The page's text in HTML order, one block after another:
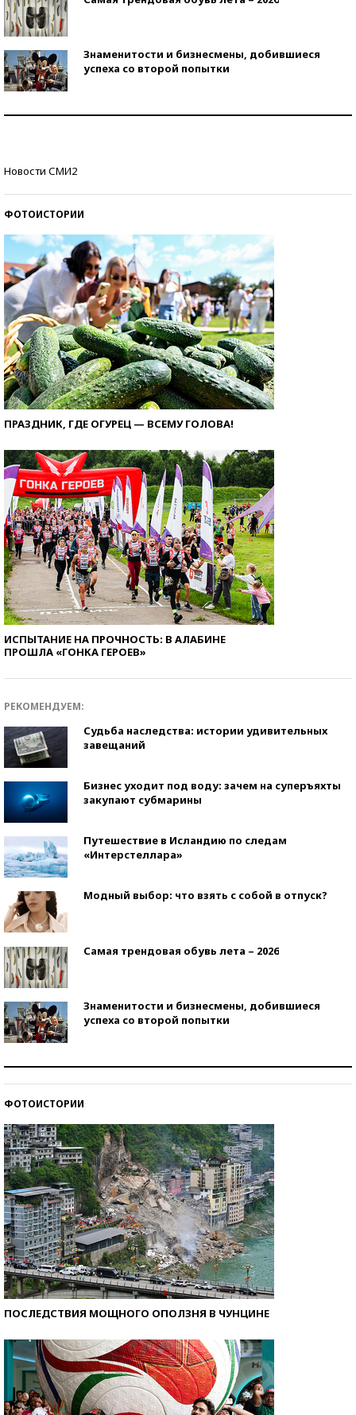
Знаменитости и бизнесмены, добившиеся
успеха со второй попытки
Новости СМИ2
ФОТОИСТОРИИ
ПРАЗДНИК, ГДЕ ОГУРЕЦ — ВСЕМУ ГОЛОВА!
ИСПЫТАНИЕ НА ПРОЧНОСТЬ: В АЛАБИНЕ
ПРОШЛА «ГОНКА ГЕРОЕВ»
РЕКОМЕНДУЕМ:
Судьба наследства: истории удивительных
завещаний
Бизнес уходит под воду: зачем на суперъяхты
закупают субмарины
Путешествие в Исландию по следам
«Интерстеллара»
Модный выбор: что взять с собой в отпуск?
Самая трендовая обувь лета – 2026
Знаменитости и бизнесмены, добившиеся
успеха со второй попытки
ФОТОИСТОРИИ
ПОСЛЕДСТВИЯ МОЩНОГО ОПОЛЗНЯ В ЧУНЦИНЕ